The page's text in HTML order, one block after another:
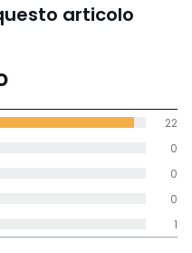
articolo
tenendo
tutti i
4.5
1
0
0
0
22